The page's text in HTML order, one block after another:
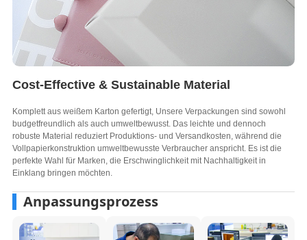
Cost-Effective & Sustainable Material​
Komplett aus weißem Karton gefertigt, Unsere Verpackungen sind sowohl
budgetfreundlich als auch umweltbewusst. Das leichte und dennoch
robuste Material reduziert Produktions- und Versandkosten, während die
Vollpapierkonstruktion umweltbewusste Verbraucher anspricht. Es ist die
perfekte Wahl für Marken, die Erschwinglichkeit mit Nachhaltigkeit in
Einklang bringen möchten.
Anpassungsprozess